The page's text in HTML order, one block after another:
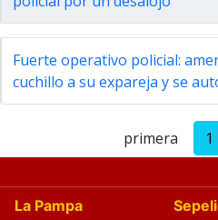
Fuerte operativo policial:
cuchillo a su expareja y se
primera 1
La Pampa